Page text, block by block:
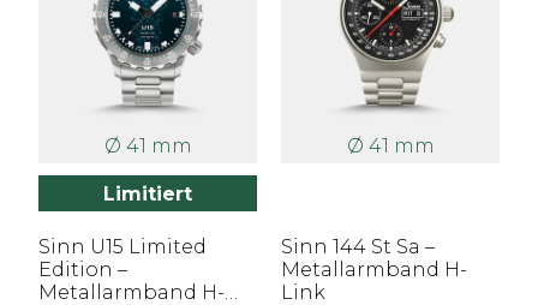
Ø 41 mm
Limitiert
Sinn U15 Limited
Edition –
Metallarmband H-
Ø 41 mm
Sinn 144 St Sa –
Metallarmband H-
Link